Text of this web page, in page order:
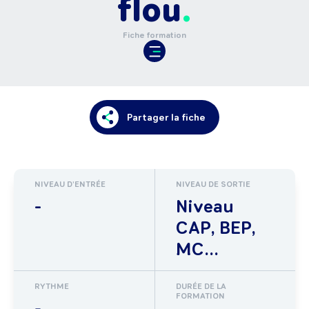
flou
Fiche formation
Partager la fiche
NIVEAU D'ENTRÉE
-
NIVEAU DE SORTIE
Niveau
CAP, BEP,
MC...
RYTHME
DURÉE DE LA
FORMATION